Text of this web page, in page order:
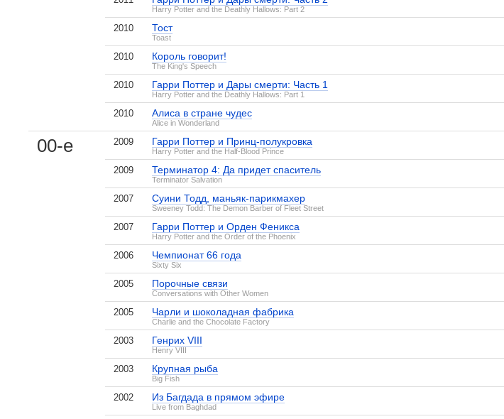
Harry Potter and the Deathly Hallows: Part 2
2010 Тост
Toast
2010 Король говорит!
The King's Speech
2010 Гарри Поттер и Дары смерти: Часть 1
Harry Potter and the Deathly Hallows: Part 1
2010 Алиса в стране чудес
Alice in Wonderland
00-е 2009 Гарри Поттер и Принц-полукровка
Harry Potter and the Half-Blood Prince
2009 Терминатор 4: Да придет спаситель
Terminator Salvation
2007 Суини Тодд, маньяк-парикмахер
Sweeney Todd: The Demon Barber of Fleet Street
2007 Гарри Поттер и Орден Феникса
Harry Potter and the Order of the Phoenix
2006 Чемпионат 66 года
Sixty Six
2005 Порочные связи
Conversations with Other Women
2005 Чарли и шоколадная фабрика
Charlie and the Chocolate Factory
2003 Генрих VIII
Henry VIII
2003 Крупная рыба
Big Fish
2002 Из Багдада в прямом эфире
Live from Baghdad